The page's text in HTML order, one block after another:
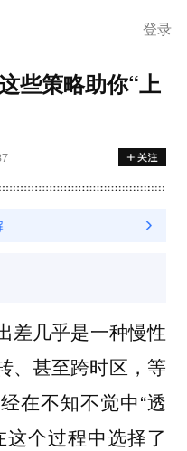
登录
些策略助你“上
差几乎是一种慢性
甚至跨时区，等
在不知不觉中“透
个过程中选择了